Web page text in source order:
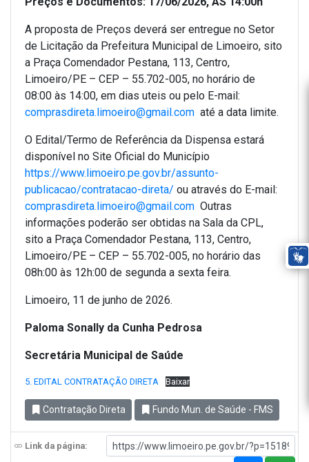
A proposta de Preços deverá ser entregue no Setor
de Licitação da Prefeitura Municipal de Limoeiro, sito
a Praça Comendador Pestana, 113, Centro,
Limoeiro/PE – CEP – 55.702-005, no horário de
08:00 às 14:00, em dias uteis ou pelo E-mail:
comprasdireta.limoeiro@gmail.com até a data limite.
O Edital/Termo de Referência da Dispensa estará
disponível no Site Oficial do Município
https://www.limoeiro.pe.gov.br/assunto-
publicacao/contratacao-direta/ ou através do E-mail:
comprasdireta.limoeiro@gmail.com Outras
informações poderão ser obtidas na Sala da CPL,
sito a Praça Comendador Pestana, 113, Centro,
Limoeiro/PE – CEP – 55.702-005, no horário das
08h:00 às 12h:00 de segunda a sexta feira.
Limoeiro, 11 de junho de 2026.
Paloma Sonally da Cunha Pedrosa
Secretária Municipal de Saúde
5. EDITAL CONTRATAÇÃO DIRETA Baixar
Contratação Direta Fundo Mun. de Saúde - FMS
Link da página: